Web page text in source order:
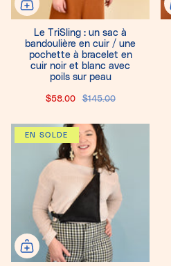
Le TriSling : un sac à
bandoulière en cuir / une
pochette à bracelet en
cuir noir et blanc avec
poils sur peau
$58.00 $145.00
EN SOLDE